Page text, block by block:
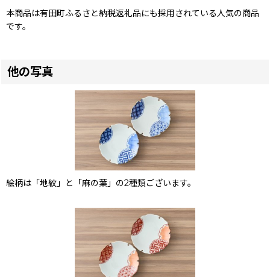
本商品は有田町ふるさと納税返礼品にも採用されている人気の商品
です。
他の写真
絵柄は「地紋」と「麻の葉」の2種類ございます。